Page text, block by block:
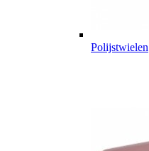
Polijstwielen